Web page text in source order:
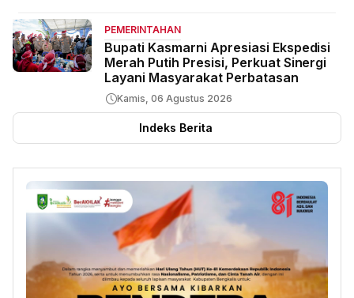
PEMERINTAHAN
Bupati Kasmarni Apresiasi Ekspedisi
Merah Putih Presisi, Perkuat Sinergi
Layani Masyarakat Perbatasan
Kamis, 06 Agustus 2026
Indeks Berita